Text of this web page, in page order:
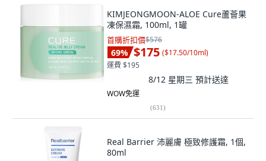
KIMJEONGMOON-ALOE Cure蘆薈果
凍保濕霜, 100ml, 1罐
首購折扣價$576
69% $175 ($17.50/10ml)
運費 $195
8/12 星期三 預計送達
WOW免運
(631)
Real Barrier 沛麗膚 極致修護霜, 1個,
80ml